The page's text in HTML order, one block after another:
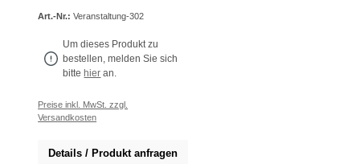
Art.-Nr.:Veranstaltung-302
Um dieses Produkt zu
bestellen, melden Sie sich
bitte hier an.
Preise inkl. MwSt. zzgl.
Versandkosten
Details / Produkt anfragen